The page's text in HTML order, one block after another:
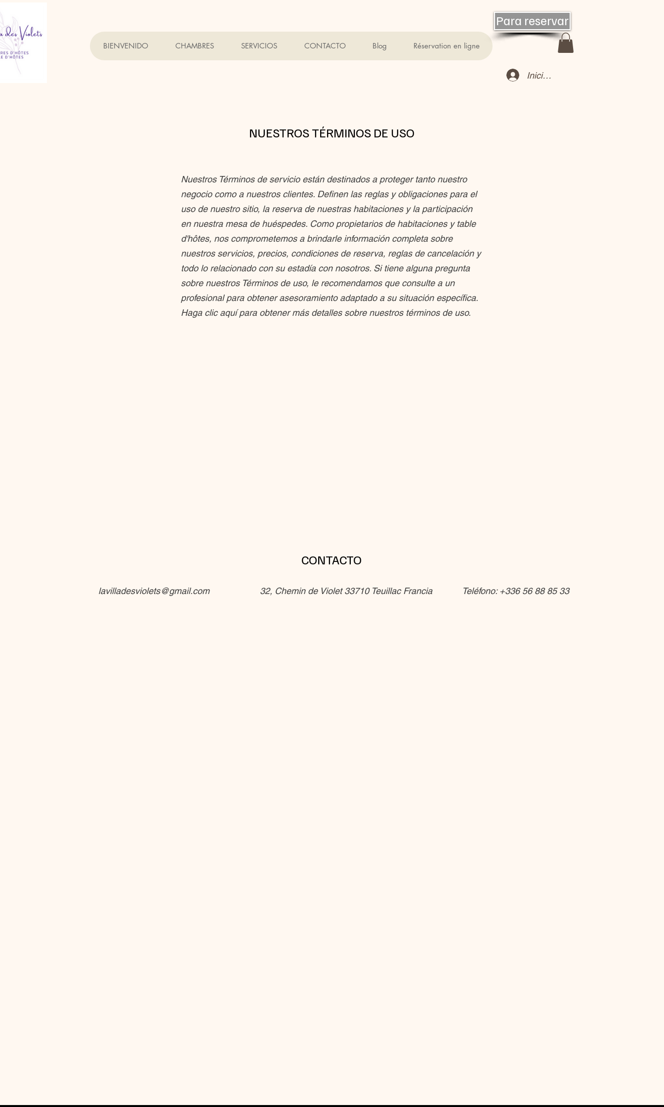
BIENVENIDO CHAMBRES SERVICIOS CONTACTO Blog Réservation en ligne
Para reservar
Iniciar sesión
NUESTROS TÉRMINOS DE USO
Nuestros Términos de servicio están destinados a proteger tanto nuestro
negocio como a nuestros clientes. Definen las reglas y obligaciones para el
uso de nuestro sitio, la reserva de nuestras habitaciones y la participación
en nuestra mesa de huéspedes. Como propietarios de habitaciones y table
d'hôtes, nos comprometemos a brindarle información completa sobre
nuestros servicios, precios, condiciones de reserva, reglas de cancelación y
todo lo relacionado con su estadía con nosotros. Si tiene alguna pregunta
sobre nuestros Términos de uso, le recomendamos que consulte a un
profesional para obtener asesoramiento adaptado a su situación específica.
Haga clic aquí para obtener más detalles sobre nuestros términos de uso.
CONTACTO
lavilladesviolets@gmail.com Teléfono: +336 56 88 85 33
32, Chemin de Violet 33710 Teuillac Francia